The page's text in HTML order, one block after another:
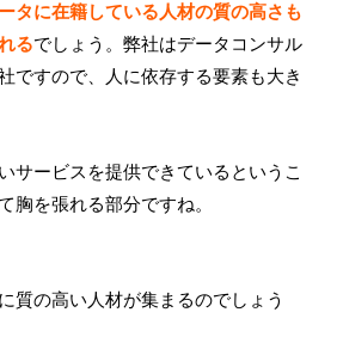
タに在籍している人材の質の高さも
るでしょう。弊社はデータコンサル
ですので、人に依存する要素も大き
サービスを提供できているというこ
胸を張れる部分ですね。
質の高い人材が集まるのでしょう